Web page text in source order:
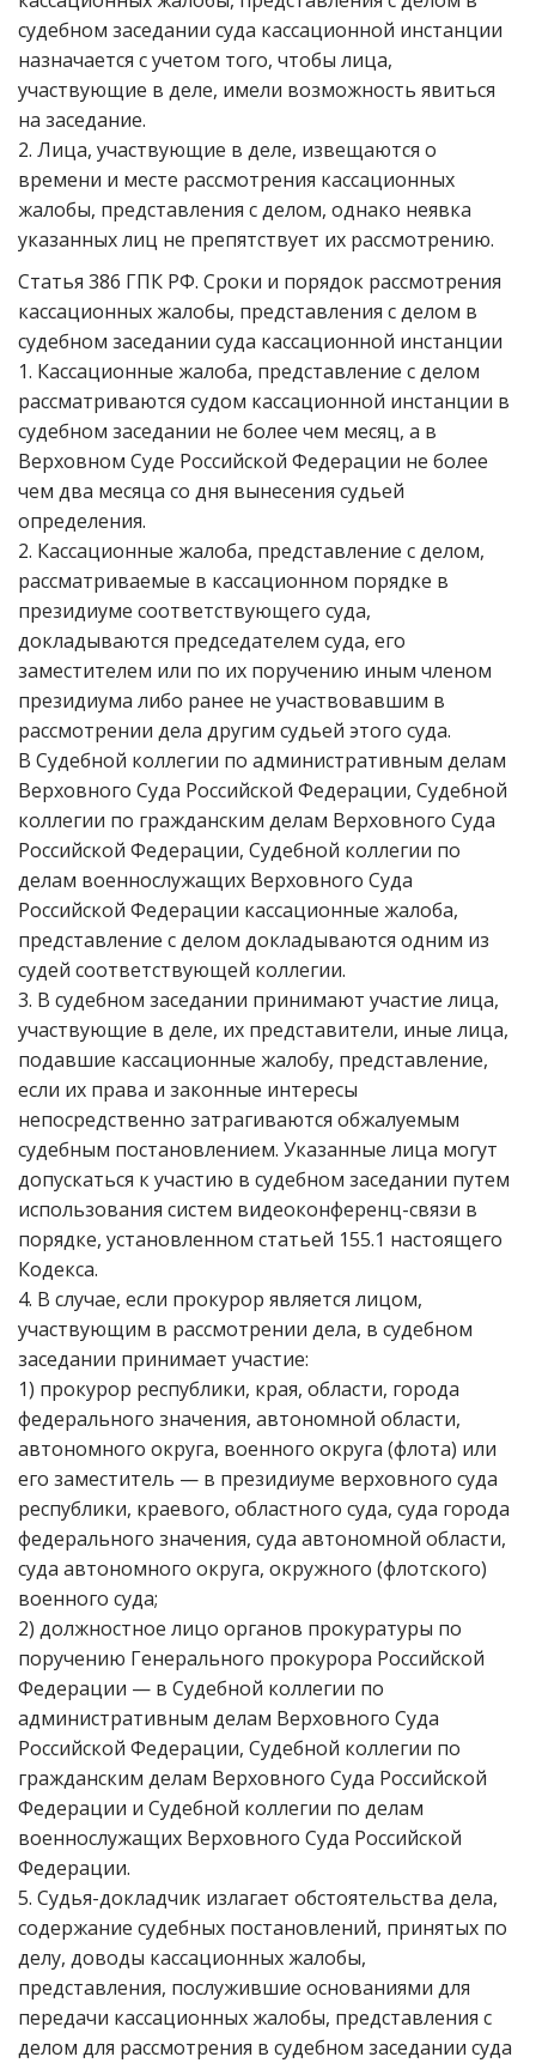
судебном заседании суда кассационной инстанции
назначается с учетом того, чтобы лица,
участвующие в деле, имели возможность явиться
на заседание.
2. Лица, участвующие в деле, извещаются о
времени и месте рассмотрения кассационных
жалобы, представления с делом, однако неявка
указанных лиц не препятствует их рассмотрению.
Статья 386 ГПК РФ. Сроки и порядок рассмотрения
кассационных жалобы, представления с делом в
судебном заседании суда кассационной инстанции
1. Кассационные жалоба, представление с делом
рассматриваются судом кассационной инстанции в
судебном заседании не более чем месяц, а в
Верховном Суде Российской Федерации не более
чем два месяца со дня вынесения судьей
определения.
2. Кассационные жалоба, представление с делом,
рассматриваемые в кассационном порядке в
президиуме соответствующего суда,
докладываются председателем суда, его
заместителем или по их поручению иным членом
президиума либо ранее не участвовавшим в
рассмотрении дела другим судьей этого суда.
В Судебной коллегии по административным делам
Верховного Суда Российской Федерации, Судебной
коллегии по гражданским делам Верховного Суда
Российской Федерации, Судебной коллегии по
делам военнослужащих Верховного Суда
Российской Федерации кассационные жалоба,
представление с делом докладываются одним из
судей соответствующей коллегии.
3. В судебном заседании принимают участие лица,
участвующие в деле, их представители, иные лица,
подавшие кассационные жалобу, представление,
если их права и законные интересы
непосредственно затрагиваются обжалуемым
судебным постановлением. Указанные лица могут
допускаться к участию в судебном заседании путем
использования систем видеоконференц-связи в
порядке, установленном статьей 155.1 настоящего
Кодекса.
4. В случае, если прокурор является лицом,
участвующим в рассмотрении дела, в судебном
заседании принимает участие:
1) прокурор республики, края, области, города
федерального значения, автономной области,
автономного округа, военного округа (флота) или
его заместитель — в президиуме верховного суда
республики, краевого, областного суда, суда города
федерального значения, суда автономной области,
суда автономного округа, окружного (флотского)
военного суда;
2) должностное лицо органов прокуратуры по
поручению Генерального прокурора Российской
Федерации — в Судебной коллегии по
административным делам Верховного Суда
Российской Федерации, Судебной коллегии по
гражданским делам Верховного Суда Российской
Федерации и Судебной коллегии по делам
военнослужащих Верховного Суда Российской
Федерации.
5. Судья-докладчик излагает обстоятельства дела,
содержание судебных постановлений, принятых по
делу, доводы кассационных жалобы,
представления, послужившие основаниями для
передачи кассационных жалобы, представления с
делом для рассмотрения в судебном заседании суда